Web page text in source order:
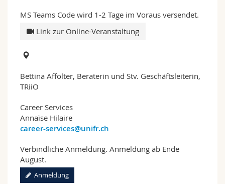
MS Teams Code wird 1-2 Tage im Voraus versendet.
Link zur Online-Veranstaltung
Bettina Affolter, Beraterin und Stv. Geschäftsleiterin,
TRiiO
Career Services
Annaïse Hilaire
career-services@unifr.ch
Verbindliche Anmeldung. Anmeldung ab Ende
August.
Anmeldung